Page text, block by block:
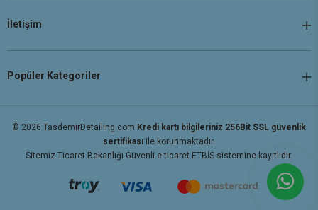
İletişim
Popüler Kategoriler
© 2026 TasdemirDetailing.com Kredi kartı bilgileriniz 256Bit SSL güvenlik
sertifikası ile korunmaktadır.
Sitemiz Ticaret Bakanlığı Güvenli e-ticaret ETBİS sistemine kayıtlıdır.